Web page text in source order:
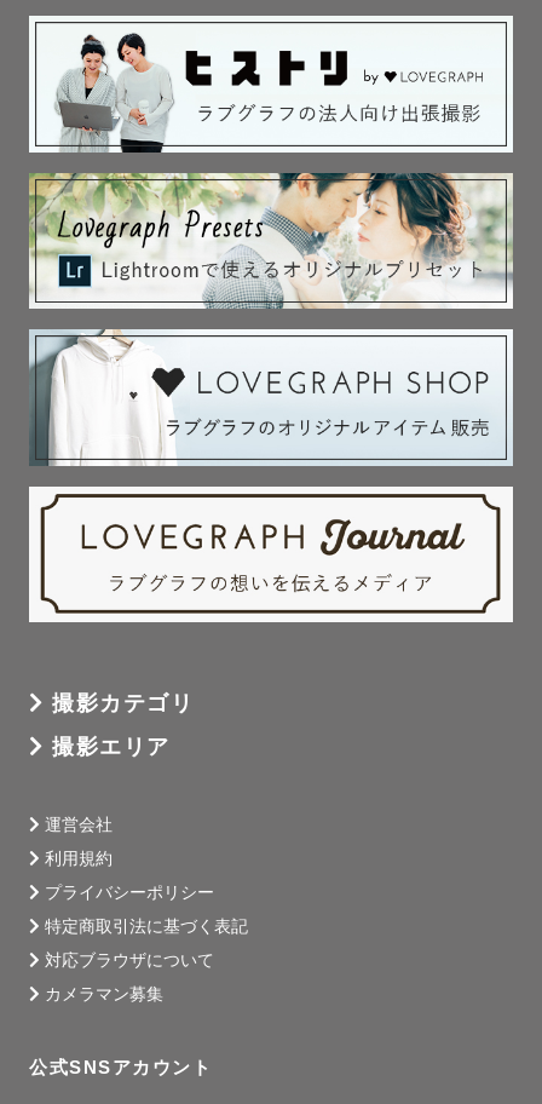
撮影カテゴリ
撮影エリア
運営会社
利用規約
プライバシーポリシー
特定商取引法に基づく表記
対応ブラウザについて
カメラマン募集
公式SNSアカウント